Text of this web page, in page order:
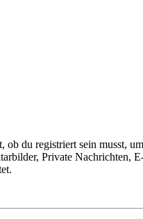
du registriert sein musst,
Private Nachrichten,